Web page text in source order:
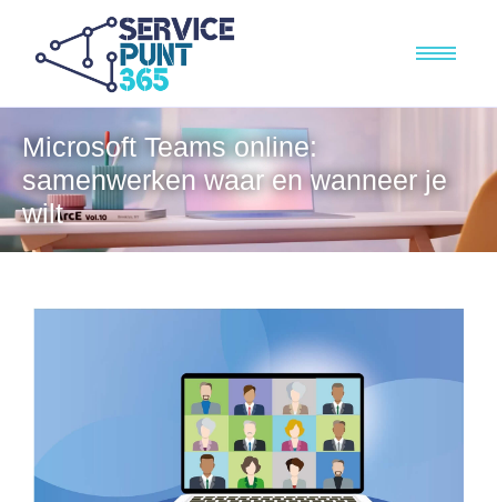
Microsoft Teams online:
samenwerken waar en wanneer je
wilt